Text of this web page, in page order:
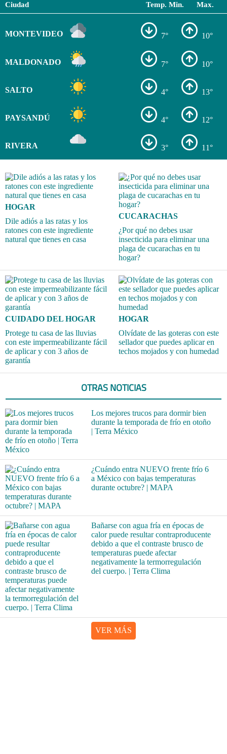
Ciudad Temp. Min. Max.
MONTEVIDEO 7° 10°
MALDONADO 7° 10°
SALTO 4° 13°
PAYSANDÚ 4° 12°
RIVERA 3° 11°
HOGAR
Dile adiós a las ratas y los
ratones con este ingrediente
natural que tienes en casa
CUCARACHAS
¿Por qué no debes usar
insecticida para eliminar una
plaga de cucarachas en tu
hogar?
CUIDADO DEL HOGAR
Protege tu casa de las lluvias
con este impermeabilizante fácil
de aplicar y con 3 años de
garantía
HOGAR
Olvídate de las goteras con este
sellador que puedes aplicar en
techos mojados y con humedad
OTRAS NOTICIAS
Los mejores trucos para dormir bien
durante la temporada de frío en otoño
| Terra México
¿Cuándo entra NUEVO frente frío 6
a México con bajas temperaturas
durante octubre? | MAPA
Bañarse con agua fría en épocas de
calor puede resultar contraproducente
debido a que el contraste brusco de
temperaturas puede afectar
negativamente la termorregulación
del cuerpo. | Terra Clima
VER MÁS